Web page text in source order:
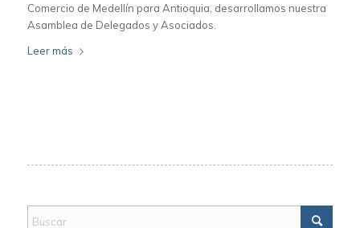
Comercio de Medellín para Antioquia, desarrollamos nuestra
Asamblea de Delegados y Asociados.
Leer más